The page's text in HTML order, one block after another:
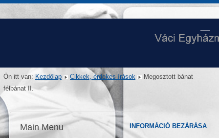
Ön itt van: Kezdőlap Cikkek, érdekes írások
Megosztott bánat
félbánat II.
Main Menu INFORMÁCIÓ BEZÁRÁSA